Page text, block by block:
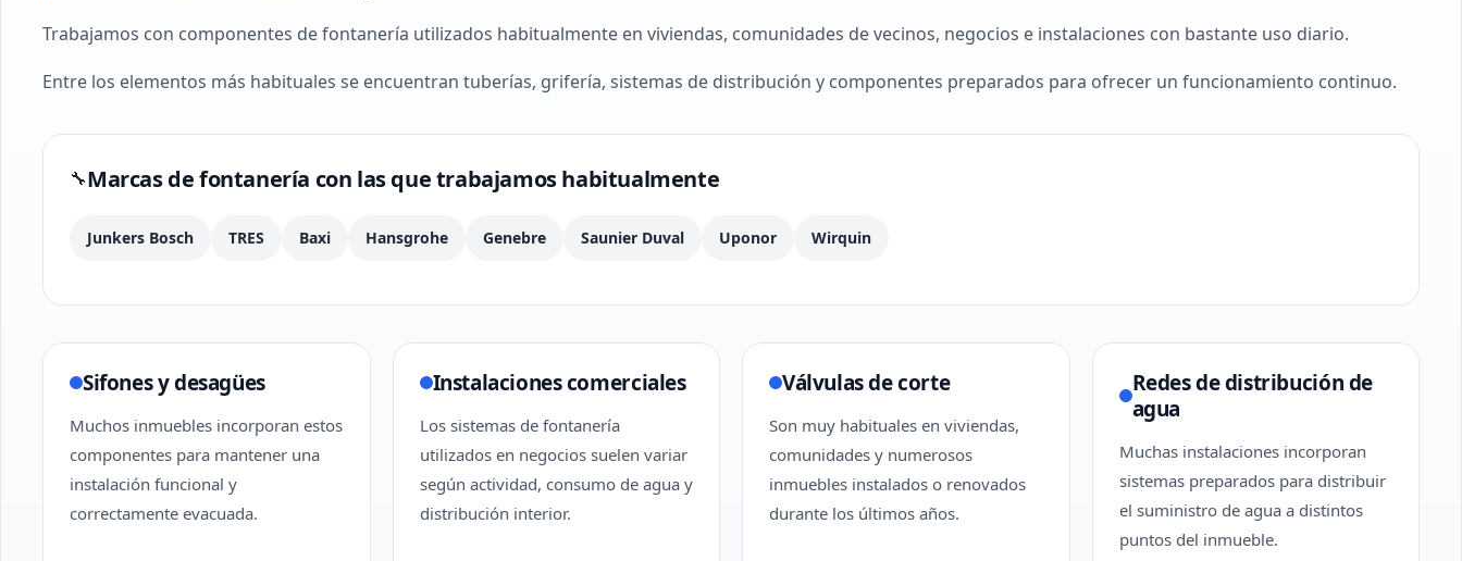
Trabajamos con componentes de fontanería utilizados habitualmente en viviendas, comunidades de vecinos, negocios e instalaciones con bastante uso diario.
Entre los elementos más habituales se encuentran tuberías, grifería, sistemas de distribución y componentes preparados para ofrecer un funcionamiento continuo.
🔧Marcas de fontanería con las que trabajamos habitualmente
Junkers Bosch TRES Baxi Hansgrohe Genebre Saunier Duval Uponor Wirquin
Sifones y desagües
Muchos inmuebles incorporan estos
componentes para mantener una
instalación funcional y
correctamente evacuada.
Instalaciones comerciales
Los sistemas de fontanería
utilizados en negocios suelen variar
según actividad, consumo de agua y
distribución interior.
Válvulas de corte
Son muy habituales en viviendas,
comunidades y numerosos
inmuebles instalados o renovados
durante los últimos años.
Redes de distribución de
agua
Muchas instalaciones incorporan
sistemas preparados para distribuir
el suministro de agua a distintos
puntos del inmueble.